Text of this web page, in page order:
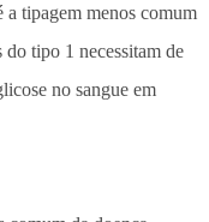
a tipagem menos comum
do tipo 1 necessitam de
no sangue em